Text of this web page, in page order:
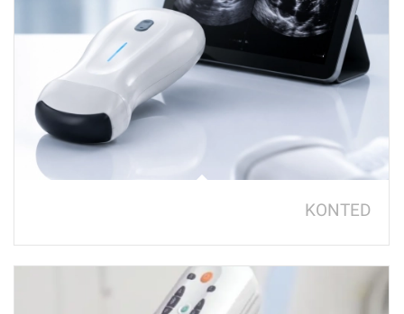
KONTED